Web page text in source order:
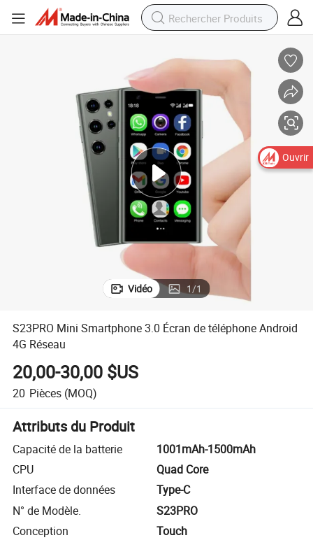
Vidéo 1/1
S23PRO Mini Smartphone 3.0 Écran de téléphone Android
4G Réseau
20,00-30,00 $US
20 Pièces (MOQ)
Attributs du Produit
Capacité de la batterie
1001mAh-1500mAh
CPU
Quad Core
Interface de données
Type-C
N° de Modèle.
S23PRO
Conception
Touch
Ouvrir